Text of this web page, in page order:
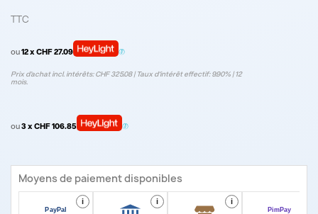
TTC
ou12 x CHF 27.09
Prix d’achat incl. intérêts: CHF 325.08 | Taux d‘intérêt effectif: 9.90% | 12
mois.
ou3 x CHF 106.85
Moyens de paiement disponibles
i i i